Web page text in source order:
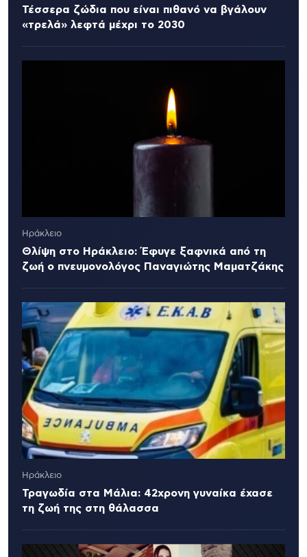
Τέσσερα ζώδια που είναι πιθανό να βγάλουν
«τρελά» λεφτά μέχρι το 2030
Ηράκλειο
Θλίψη στο Ηράκλειο: Έφυγε ξαφνικά από τη
ζωή ο πνευμονολόγος Παναγιώτης Μαματζάκης
Ηράκλειο
Τραγωδία στα Μάλια: 42χρονη γυναίκα έχασε
τη ζωή της στη θάλασσα